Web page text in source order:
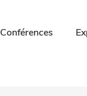
Conférences